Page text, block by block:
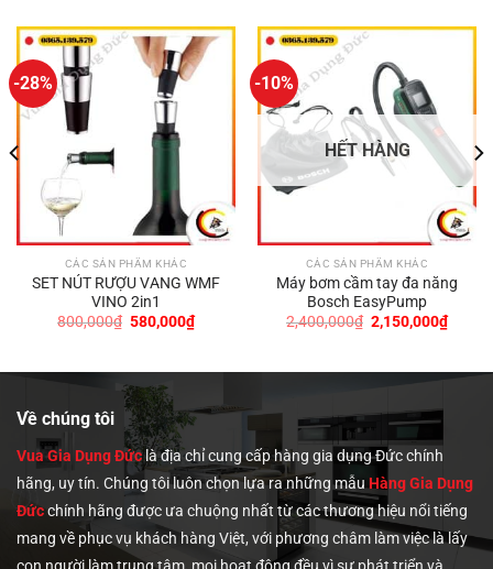
-28%
CÁC SẢN PHẨM KHÁC
SET NÚT RƯỢU VANG WMF
VINO 2in1
800,000₫ Giá
580,000₫Giá
hiện
580,000₫.
-10%
HẾT HÀNG
CÁC SẢN PHẨM KHÁC
Máy bơm cầm tay đa năng
Bosch EasyPump
2,400,000₫ Giá
gốc
2,150,000₫Giá
hiện
Về chúng tôi
Vua Gia Dụng Đứclà địa chỉ cung cấp hàng gia dụng Đức chính
hãng, uy tín. Chúng tôiluôn chọn lựa ra những mẫu Hàng Gia Dụng
Đứcchính hãng được ưa chuộng nhất từ các thương hiệu nổi tiếng
mang về phục vụ khách hàng Việt, với phương châm làm việc là lấy
con người làm trung tâm, mọi hoạt động đều vì sự phát triển và